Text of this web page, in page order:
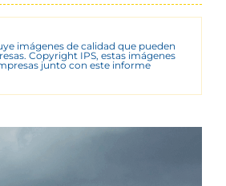
imágenes de calidad que pueden
Copyright IPS, estas imágenes
junto con este informe